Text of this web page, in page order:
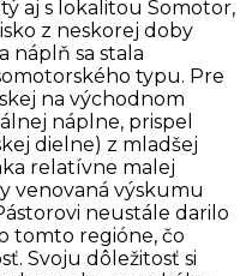
aj s lokalitou Somotor,
z neskorej doby
náplň sa stala
typu. Pre
na východnom
náplne, prispel
dielne) z mladšej
relatívne malej
venovaná výskumu
neustále darilo
tomto regióne, čo
Svoju dôležitosť si